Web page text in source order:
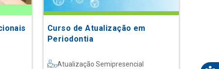
Curso de Atualização em
Periodontia
Atualização Semipresencial